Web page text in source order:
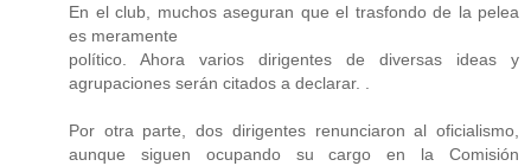
En el club, muchos aseguran que el trasfondo de la pelea
es meramente
político. Ahora varios dirigentes de diversas ideas y
agrupaciones serán citados a declarar. .
Por otra parte, dos dirigentes renunciaron al oficialismo,
aunque siguen ocupando su cargo en la Comisión